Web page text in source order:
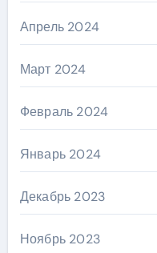
Апрель 2024
Март 2024
Февраль 2024
Январь 2024
Декабрь 2023
Ноябрь 2023